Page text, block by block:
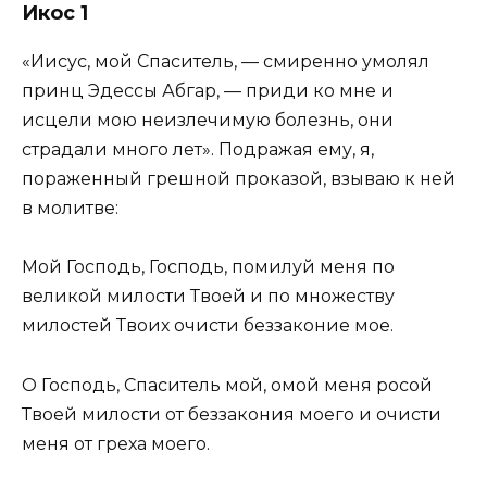
Икос 1
«Иисус, мой Спаситель, — смиренно умолял
принц Эдессы Абгар, — приди ко мне и
исцели мою неизлечимую болезнь, они
страдали много лет». Подражая ему, я,
пораженный грешной проказой, взываю к ней
в молитве:
Мой Господь, Господь, помилуй меня по
великой милости Твоей и по множеству
милостей Твоих очисти беззаконие мое.
О Господь, Спаситель мой, омой меня росой
Твоей милости от беззакония моего и очисти
меня от греха моего.